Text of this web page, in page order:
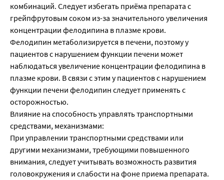
комбинаций. Следует избегать приёма препарата с
грейпфрутовым соком из-за значительного увеличения
концентрации фелодипина в плазме крови.
Фелодипин метаболизируется в печени, поэтому у
пациентов с нарушением функции печени может
наблюдаться увеличение концентрации фелодипина в
плазме крови. В связи с этим у пациентов с нарушением
функции печени фелодипин следует применять с
осторожностью.
Влияние на способность управлять транспортными
средствами, механизмами:
При управлении транспортными средствами или
другими механизмами, требующими повышенного
внимания, следует учитывать возможность развития
головокружения и слабости на фоне приема препарата.